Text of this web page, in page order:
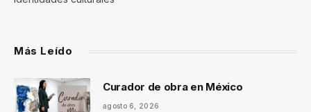
Más Leído
Curador de obra en México
agosto 6, 2026